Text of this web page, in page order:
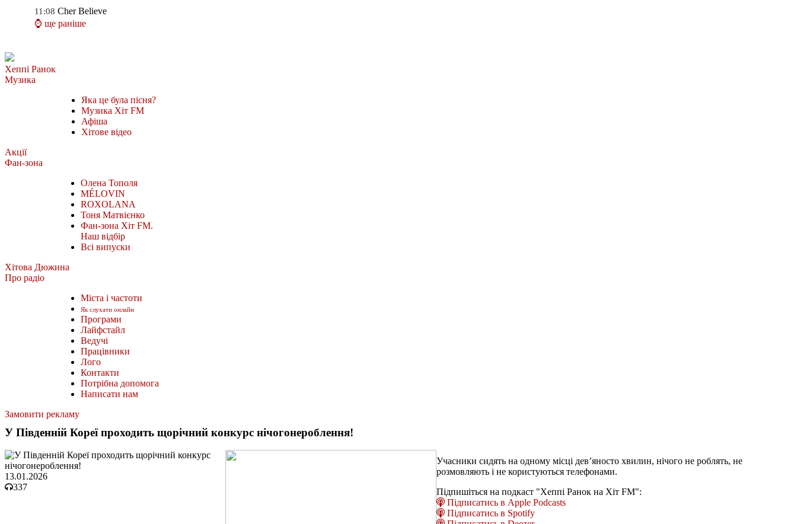
11:08 Cher Believe
⌚ ще раніше
Хеппі Ранок
Музика
Яка це була пісня?
Музика Хіт FM
Афіша
Хітове відео
Акції
Фан-зона
Олена Тополя
MÉLOVIN
ROXOLANA
Тоня Матвієнко
Фан-зона Хіт FM.
Наш відбір
Всі випуски
Хітова Дюжина
Про радіо
Міста і частоти
Як слухати онлайн
Програми
Лайфстайл
Ведучі
Працівники
Лого
Контакти
Потрібна допомога
Написати нам
Замовити рекламу
У Південній Кореї проходить щорічний конкурс нічогонероблення!
13.01.2026
337
Учасники сидять на одному місці дев’яносто хвилин, нічого не роблять, не
розмовляють і не користуються телефонами.
Підпишіться на подкаст "Хеппі Ранок на Хіт FM":
Підписатись в Apple Podcasts
Підписатись в Spotify